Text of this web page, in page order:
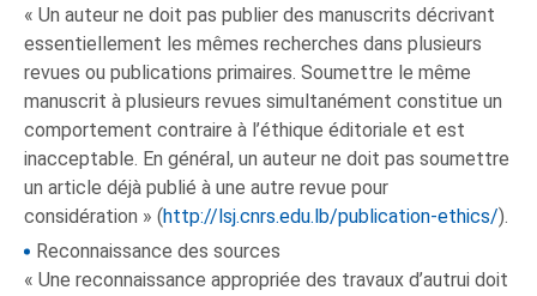
« Un auteur ne doit pas publier des manuscrits décrivant
essentiellement les mêmes recherches dans plusieurs
revues ou publications primaires. Soumettre le même
manuscrit à plusieurs revues simultanément constitue un
comportement contraire à l’éthique éditoriale et est
inacceptable. En général, un auteur ne doit pas soumettre
un article déjà publié à une autre revue pour
considération » (http://lsj.cnrs.edu.lb/publication-ethics/).
Reconnaissance des sources
« Une reconnaissance appropriée des travaux d’autrui doit